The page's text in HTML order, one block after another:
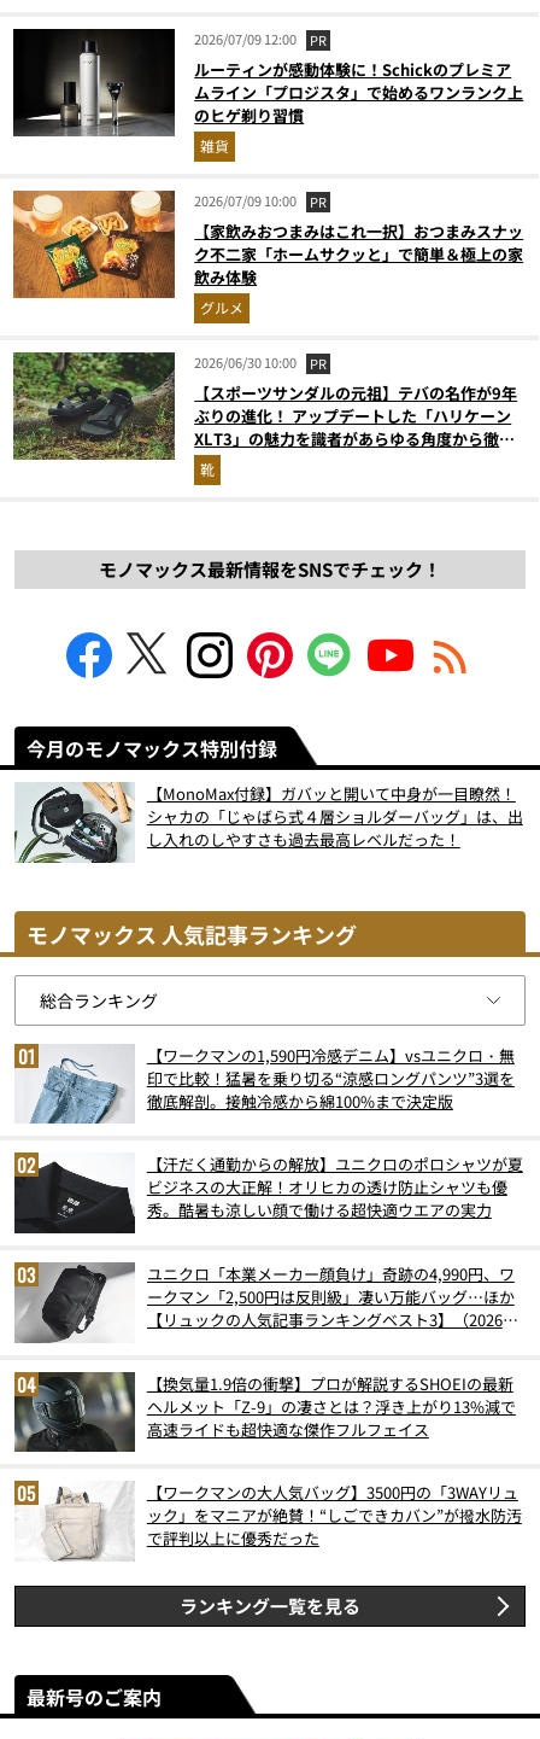
2026/07/09 12:00 PR
ルーティンが感動体験に！Schickのプレミア
ムライン「プロジスタ」で始めるワンランク上
のヒゲ剃り習慣
雑貨
2026/07/09 10:00 PR
【家飲みおつまみはこれ一択】おつまみスナッ
ク不二家「ホームサクッと」で簡単＆極上の家
飲み体験
グルメ
2026/06/30 10:00 PR
【スポーツサンダルの元祖】テバの名作が9年
ぶりの進化！ アップデートした「ハリケーン
XLT3」の魅力を識者があらゆる角度から徹底
解説！
靴
モノマックス最新情報をSNSでチェック！
今月のモノマックス特別付録
【MonoMax付録】ガバッと開いて中身が一目瞭然！
シャカの「じゃばら式４層ショルダーバッグ」は、出
し入れのしやすさも過去最高レベルだった！
モノマックス 人気記事ランキング
【ワークマンの1,590円冷感デニム】vsユニクロ・無
印で比較！猛暑を乗り切る“涼感ロングパンツ”3選を
徹底解剖。接触冷感から綿100%まで決定版
【汗だく通勤からの解放】ユニクロのポロシャツが夏
ビジネスの大正解！オリヒカの透け防止シャツも優
秀。酷暑も涼しい顔で働ける超快適ウエアの実力
ユニクロ「本業メーカー顔負け」奇跡の4,990円、ワ
ークマン「2,500円は反則級」凄い万能バッグ…ほか
【リュックの人気記事ランキングベスト3】（2026年
【換気量1.9倍の衝撃】プロが解説するSHOEIの最新
ヘルメット「Z-9」の凄さとは？浮き上がり13%減で
高速ライドも超快適な傑作フルフェイス
【ワークマンの大人気バッグ】3500円の「3WAYリュ
ック」をマニアが絶賛！“しごできカバン”が撥水防汚
で評判以上に優秀だった
ランキング一覧を見る
最新号のご案内